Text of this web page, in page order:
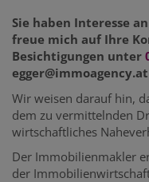
Sie haben Interesse
freue mich auf Ihre
Besichtigungen unter
Wir weisen darauf hin,
dem zu vermittelnden
wirtschaftliches
Der Immobilienmakler
der